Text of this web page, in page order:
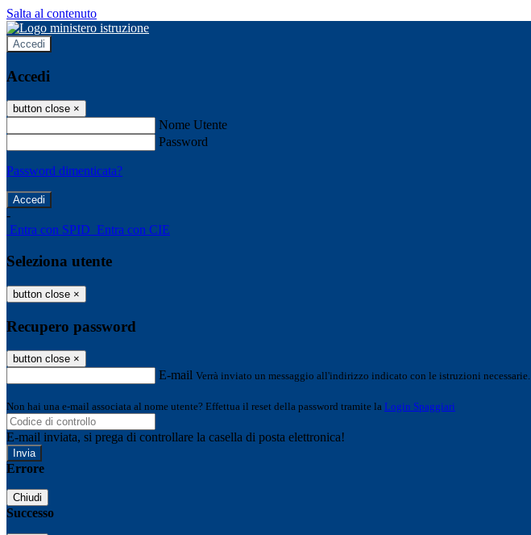
Salta al contenuto
Accedi
Accedi
button close ×
Nome Utente
Password
Password dimenticata?
-
Entra con SPID Entra con CIE
Seleziona utente
button close ×
Recupero password
button close ×
E-mail Verrà inviato un messaggio all'indirizzo indicato con le istruzioni necessarie.
Non hai una e-mail associata al nome utente? Effettua il reset della password tramite la Login Spaggiari
E-mail inviata, si prega di controllare la casella di posta elettronica!
Errore
Chiudi
Successo